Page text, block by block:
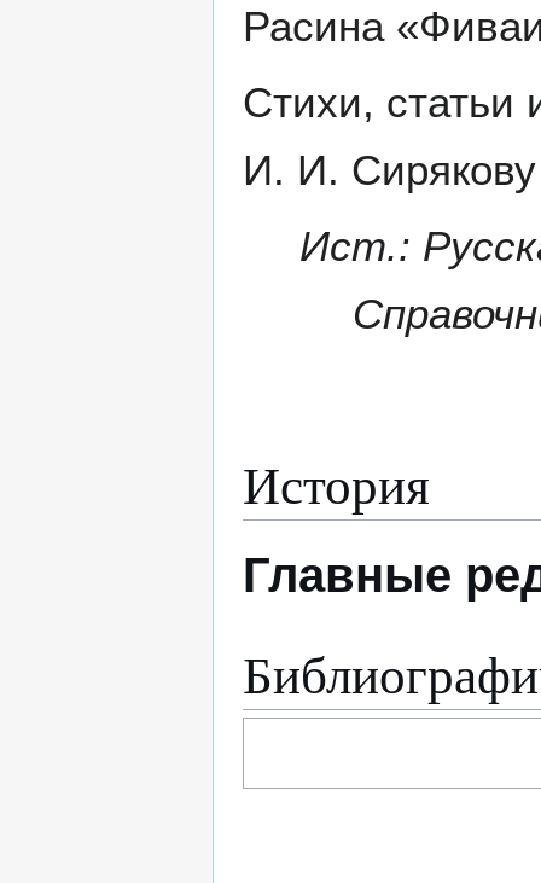
Расина
Стихи, статьи
И. И.
Ист.:
История
Главные